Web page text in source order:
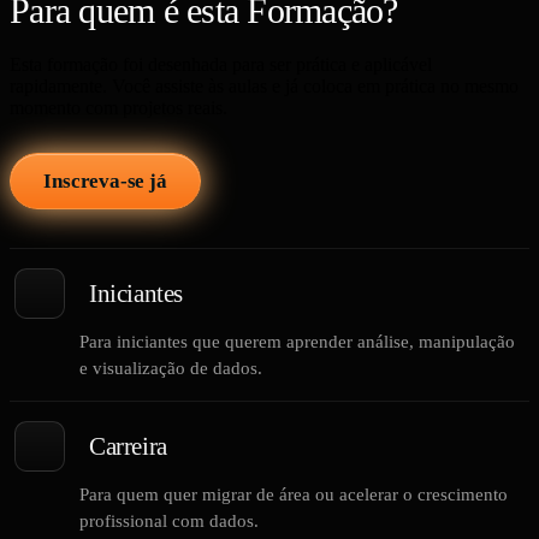
Para quem é esta Formação?
Inscreva-se já
Iniciantes
Para iniciantes que querem aprender análise, manipulação
e visualização de dados.
Carreira
Para quem quer migrar de área ou acelerar o crescimento
profissional com dados.